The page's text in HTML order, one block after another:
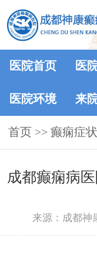
医院首页 医
医院环境 来
首页 >> 癫痫症状
成都癫痫病
来源：成都神